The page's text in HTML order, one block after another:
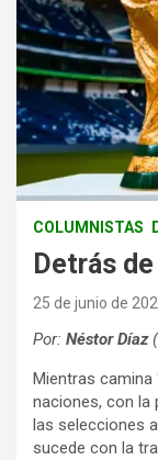
COLUMNISTAS
Detrás
25 de junio de
Por: Néstor Díaz
Mientras camina
naciones, con la
las selecciones
sucede con la